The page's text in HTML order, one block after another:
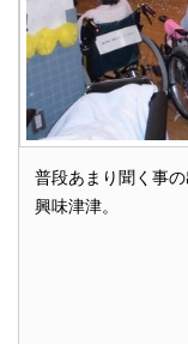
普段あまり聞く事
興味津津。